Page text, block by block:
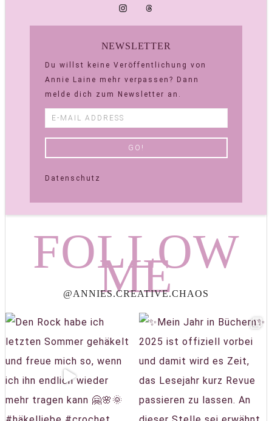
NEWSLETTER
Du willst keine Veröffentlichung von
Annie Laine mehr verpassen? Dann
melde dich zum Newsletter an.
Datenschutz
FOLLOW
ME
@ANNIES.CREATIVE.CHAOS